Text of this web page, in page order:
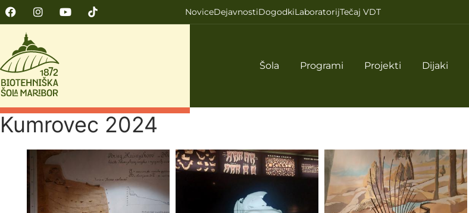
NoviceDejavnostiDogodkiLaboratorijTečaj VDT
Šola Programi Projekti Dijaki
Kumrovec 2024